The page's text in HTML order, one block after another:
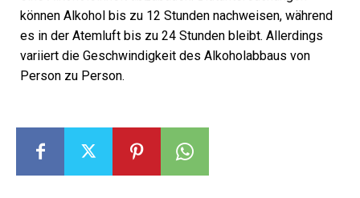
können Alkohol bis zu 12 Stunden nachweisen, während
es in der Atemluft bis zu 24 Stunden bleibt. Allerdings
variiert die Geschwindigkeit des Alkoholabbaus von
Person zu Person.